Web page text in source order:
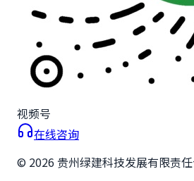
视频号
在线咨询
© 2026 贵州绿建科技发展有限责